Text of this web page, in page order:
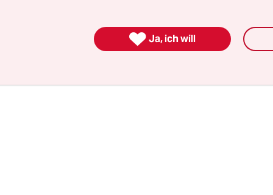
Zeltlager vor. Sie sollen rund 400 Leute aus
Stadt Beer Scheva bringen.
 Ja, ich will